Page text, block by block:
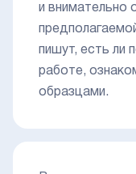
и внимательно
пишут, есть ли
работе,
образцами.